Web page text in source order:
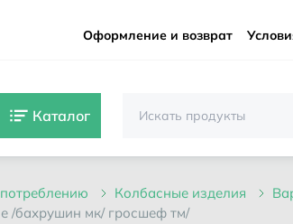
Оформление и возврат
Каталог
колбасные изделия
/бахрушин мк/ гросшеф тм/